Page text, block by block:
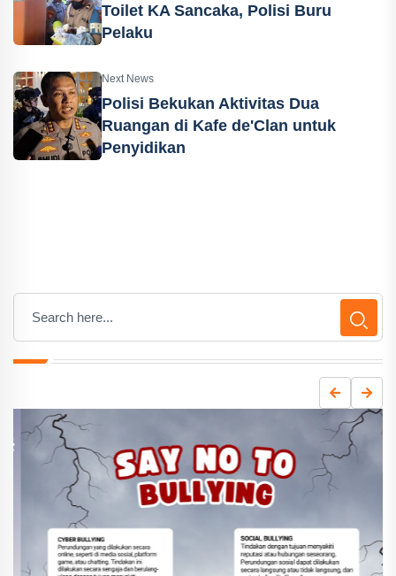
Toilet KA Sancaka, Polisi Buru
Pelaku
Next News
Polisi Bekukan Aktivitas Dua
Ruangan di Kafe de'Clan untuk
Penyidikan